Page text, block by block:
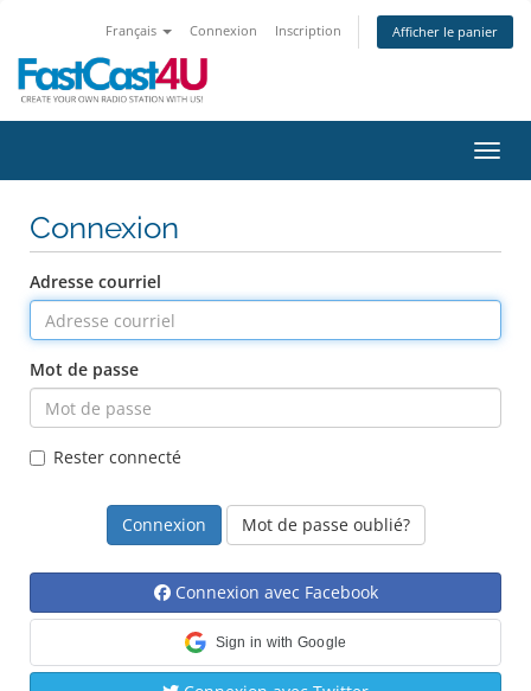
Français Connexion Inscription Afficher le panier
Connexion
Adresse courriel
Mot de passe
Rester connecté
Mot de passe oublié?
Connexion avec Facebook
Sign in with Google